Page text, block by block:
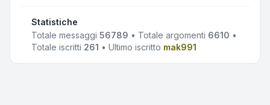
Statistiche
Totale messaggi 56789 • Totale argomenti 6610 •
Totale iscritti 261 • Ultimo iscritto mak991